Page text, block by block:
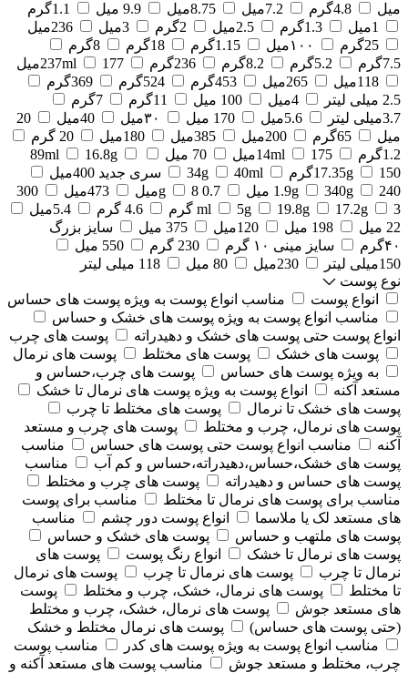
میل
4.8گرم 7.2میل 8.75میل 9.9 میل
1.1گرم
1میل
1.3گرم 2.5میل 2گرم 3میل
236میل
25گرم
۱۰۰میل 1.15گرم 18گرم
8گرم
7.5گرم
5.2گرم 8.2گرم 236گرم 237ml
177میل
118میل
265میل 453گرم 524گرم
369گرم
2.5 میلی لیتر
4میل 100 میل 11گرم
7گرم
3.7میلی لیتر
5.6میل 170 میل ۳۰میل 40میل
20
میل
65گرم 200میل 385میل 180میل
20 گرم
1.2گرم
14ml 175میل 70 میل 89ml
16.8g
17.35g
150گرم 34g 40ml
سری جدید 400میل
1.9g
340g 240 میل 0.7 g 8میل 473میل
300
ml
5g 19.8g 17.2g 3 گرم 4.6 گرم
5.4میل
22 میل
198 میل 120میل 375 میل
سایز بزرگ
۴۰گرم
سایز مینی ۱۰ گرم 230 گرم
550 میل
150میلی لیتر
230میل 80 میل
118 میلی لیتر
نوع پوست
انواع پوست
مناسب انواع پوست به ویژه پوست های حساس
مناسب انواع پوست به ویژه پوست های خشک و حساس
انواع پوست حتی پوست های خشک و دهیدراته
پوست های چرب
پوست های خشک
پوست های مختلط
پوست های نرمال
به ویژه پوست های حساس
پوست های چرب،حساس و
مستعد آکنه
انواع پوست به ویژه پوست های نرمال تا خشک
پوست های خشک تا نرمال
پوست های مختلط تا چرب
پوست های نرمال، چرب و مختلط
پوست های چرب و مستعد
آکنه
مناسب انواع پوست حتی پوست های حساس
مناسب
پوست های خشک،حساس،دهیدراته،حساس و کم آب
مناسب
پوست های حساس و دهیدراته
پوست های چرب و مختلط
مناسب برای پوست های نرمال تا مختلط
مناسب برای پوست
های مستعد لک یا ملاسما
انواع پوست دور چشم
مناسب
پوست های ملتهب و حساس
پوست های خشک و حساس
پوست های نرمال تا خشک
انواع رنگ پوست
پوست های
نرمال تا چرب
پوست های نرمال تا چرب
پوست های نرمال
تا مختلط
پوست های نرمال، خشک، چرب و مختلط
پوست
های مستعد جوش
پوست های نرمال، خشک، چرب و مختلط
(حتی پوست های حساس)
پوست های نرمال مختلط و خشک
مناسب انواع پوست به ویژه پوست های کدر
مناسب پوست
چرب، مختلط و مستعد جوش
مناسب پوست های مستعد آکنه و